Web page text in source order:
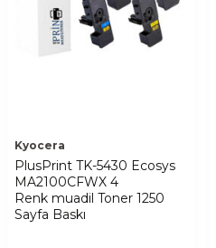
Kyocera
PlusPrint TK-5430 Ecosys
MA2100CFWX 4
Renk muadil Toner 1250
Sayfa Baskı